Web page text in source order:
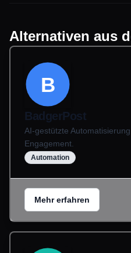
Alternativen aus
B
BadgerPost
AI-gestützte
Engagement.
Automation
Mehr erfahren